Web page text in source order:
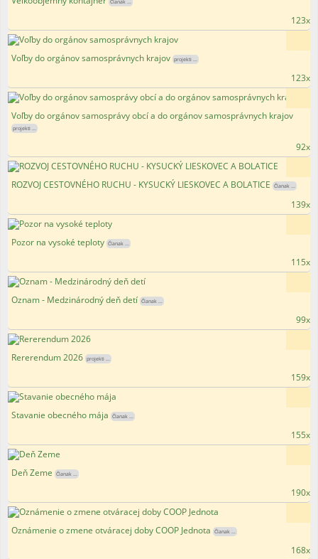
Članak ...
123x
Voľby do orgánov samosprávnych krajov projekti ...
123x
Voľby do orgánov samosprávy obcí a do orgánov samosprávnych krajov
projekti ...
92x
ROZVOJ CESTOVNÉHO RUCHU - KYSUCKÝ LIESKOVEC A BOLATICE Članak ...
139x
Pozor na vysoké teploty Članak ...
115x
Oznam - Medzinárodný deň detí Članak ...
99x
Rererendum 2026 projekti ...
159x
Stavanie obecného mája Članak ...
155x
Deň Zeme Članak ...
190x
Oznámenie o zmene otváracej doby COOP Jednota Članak ...
168x